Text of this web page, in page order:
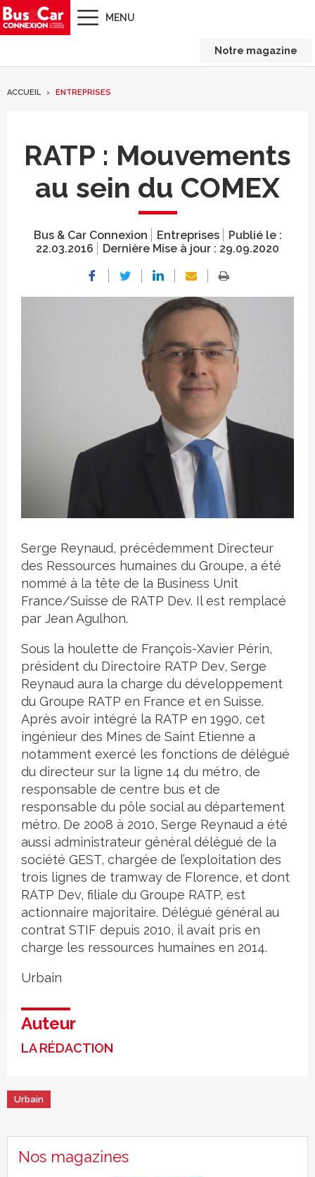
MENU
Notre magazine
ACCUEIL ENTREPRISES
RATP : Mouvements
au sein du COMEX
Bus & Car Connexion Entreprises
Publié le :
22.03.2016
Dernière Mise à jour : 29.09.2020
Crédit photo
Serge Reynaud, précédemment Directeur
des Ressources humaines du Groupe, a été
nommé à la tête de la Business Unit
France/Suisse de RATP Dev. Il est remplacé
par Jean Agulhon.
Sous la houlette de François-Xavier Périn,
président du Directoire RATP Dev, Serge
Reynaud aura la charge du développement
du Groupe RATP en France et en Suisse.
Après avoir intégré la RATP en 1990, cet
ingénieur des Mines de Saint Etienne a
notamment exercé les fonctions de délégué
du directeur sur la ligne 14 du métro, de
responsable de centre bus et de
responsable du pôle social au département
métro. De 2008 à 2010, Serge Reynaud a été
aussi administrateur général délégué de la
société GEST, chargée de l’exploitation des
trois lignes de tramway de Florence, et dont
RATP Dev, filiale du Groupe RATP, est
actionnaire majoritaire. Délégué général au
contrat STIF depuis 2010, il avait pris en
charge les ressources humaines en 2014.
Urbain
Auteur
LA RÉDACTION
Urbain
Nos magazines